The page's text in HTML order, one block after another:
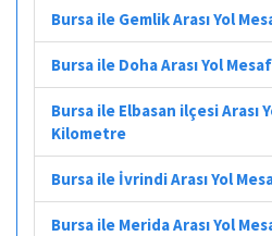
Bursa ile Gemlik Arası Yol
Bursa ile Doha Arası Yol
Bursa ile Elbasan ilçesi Arası
Kilometre
Bursa ile İvrindi Arası Yol
Bursa ile Merida Arası Yol